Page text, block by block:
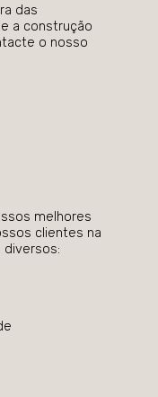
das
a construção
o nosso
melhores
clientes na